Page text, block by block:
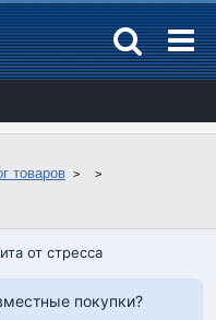
товаров
от стресса
покупки?